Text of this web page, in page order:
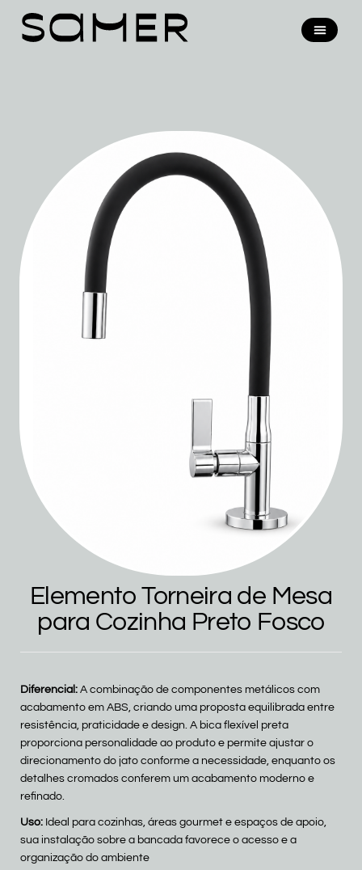
Elemento Torneira de Mesa
para Cozinha Preto Fosco
Diferencial: A combinação de componentes metálicos com
acabamento em ABS, criando uma proposta equilibrada entre
resistência, praticidade e design. A bica flexível preta
proporciona personalidade ao produto e permite ajustar o
direcionamento do jato conforme a necessidade, enquanto os
detalhes cromados conferem um acabamento moderno e
refinado.
Uso: Ideal para cozinhas, áreas gourmet e espaços de apoio,
sua instalação sobre a bancada favorece o acesso e a
organização do ambiente